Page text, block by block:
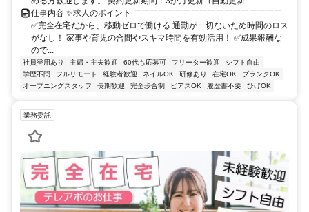
仕事内容 ✨求人のポイント ￣￣￣￣￣￣￣￣￣￣￣￣￣￣￣￣￣￣
✅完全在宅だから、移動ゼロで働ける 通勤が一切ないため時間のロス
がなし！ 家事や育児の合間やスキマ時間を有効活用！ ✅成果報酬な
ので...
社員登用あり 主婦・主夫歓迎 60代も応募可 フリーター歓迎
シフト自由
学歴不問
フルリモート 経験者歓迎 ネイルOK 研修あり 在宅OK
ブランクOK
オープニングスタッフ
長期歓迎 完全歩合制 ピアスOK 履歴書不要 ひげOK
業務委託